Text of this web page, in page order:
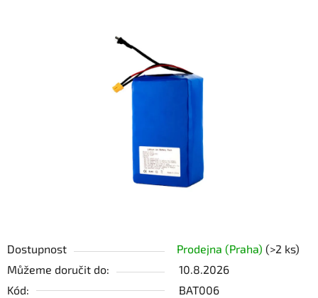
Dostupnost Prodejna (Praha) (>2 ks)
Můžeme doručit do:
10.8.2026
Kód:
BAT006